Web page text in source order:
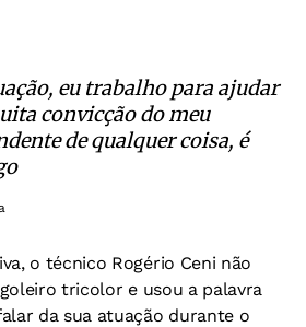
eu trabalho para ajudar
convicção do meu
de qualquer coisa, é
o técnico Rogério Ceni não
tricolor e usou a palavra
da sua atuação durante o